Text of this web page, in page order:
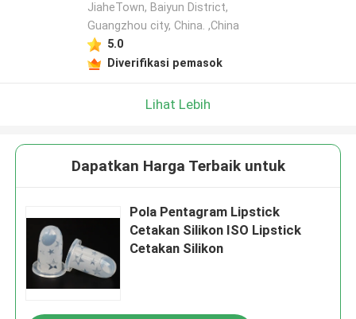
JiaheTown, Baiyun District,
Guangzhou city, China. ,China
5.0
Diverifikasi pemasok
Lihat Lebih
Dapatkan Harga Terbaik untuk
Pola Pentagram Lipstick
Cetakan Silikon ISO Lipstick
Cetakan Silikon